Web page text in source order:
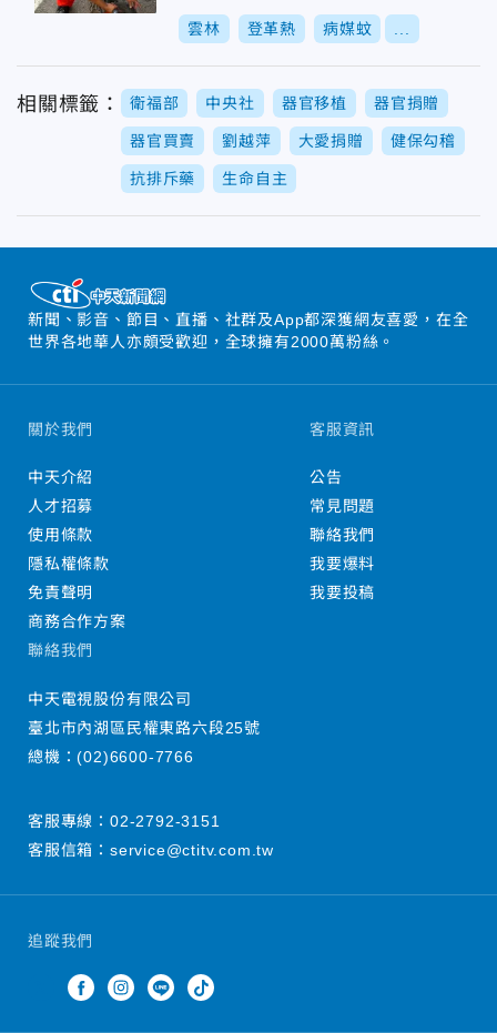
雲林 登革熱 病媒蚊
相關標籤： 衛福部 中央社 器官移植 器官捐贈
器官買賣 劉越萍 大愛捐贈 健保勾稽
抗排斥藥 生命自主
新聞、影音、節目、直播、社群及App都深獲網友喜愛，在全
世界各地華人亦頗受歡迎，全球擁有2000萬粉絲。
追蹤我們
關於我們
中天介紹
人才招募
使用條款
隱私權條款
免責聲明
商務合作方案
客服資訊
公告
常見問題
聯絡我們
我要爆料
我要投稿
聯絡我們
中天電視股份有限公司
臺北市內湖區民權東路六段25號
總機：(02)6600-7766
客服專線： 02-2792-3151
客服信箱： service@ctitv.com.tw